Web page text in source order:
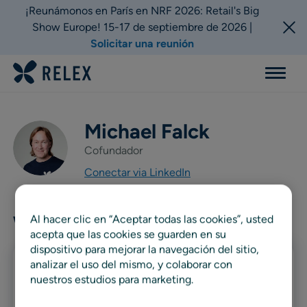
¡Reunámonos en París en NRF 2026: Retail's Big
Show Europe! 15-17 de septiembre de 2026 |
Solicitar una reunión
Menu
Michael Falck
Cofundador
Conectar via LinkedIn
Writer articles
Blog
Al hacer clic en “Aceptar todas las cookies”, usted
acepta que las cookies se guarden en su
dispositivo para mejorar la navegación del sitio,
analizar el uso del mismo, y colaborar con
nuestros estudios para marketing.